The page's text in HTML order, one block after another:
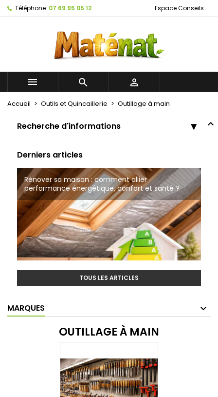
Téléphone: 07 69 95 05 12 Espace Conseils
  
Accueil Outils et Quincaillerie Outillage à main
Recherche d'informations
Derniers articles
Tout savoir sur les cloisons à ossature bois
Rénover sa maison : comment allier
performance énergétique, confort et santé ?
Bâtiments Naturels à Tourcoing
Matériaux de construction écologique à Roubaix
TOUS LES ARTICLES
MARQUES
OUTILLAGE À MAIN